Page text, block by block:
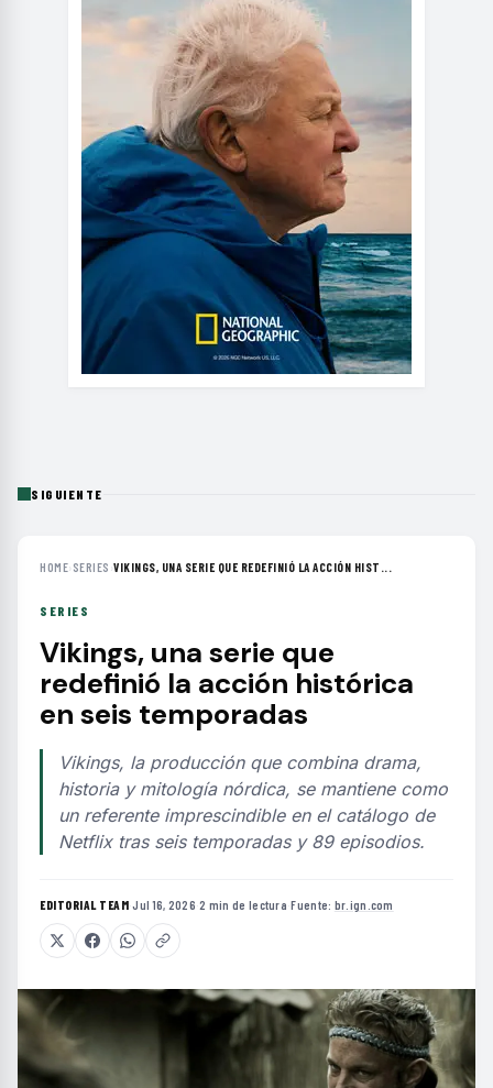
SIGUIENTE
HOME› SERIES ›VIKINGS, UNA SERIE QUE REDEFINIÓ LA ACCIÓN HIST...
SERIES
Vikings, una serie que
redefinió la acción histórica
en seis temporadas
Vikings, la producción que combina drama,
historia y mitología nórdica, se mantiene como
un referente imprescindible en el catálogo de
Netflix tras seis temporadas y 89 episodios.
EDITORIAL TEAM·Jul 16, 2026·2 min de lectura·Fuente: br.ign.com